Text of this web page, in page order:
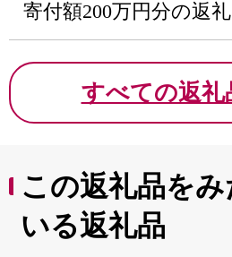
寄付額200万円分の返
すべての返礼
この返礼品を
いる返礼品